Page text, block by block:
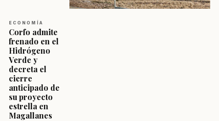
ECONOMÍA
Corfo admite
frenado en el
Hidrógeno
Verde y
decreta el
cierre
anticipado de
su proyecto
estrella en
Magallanes